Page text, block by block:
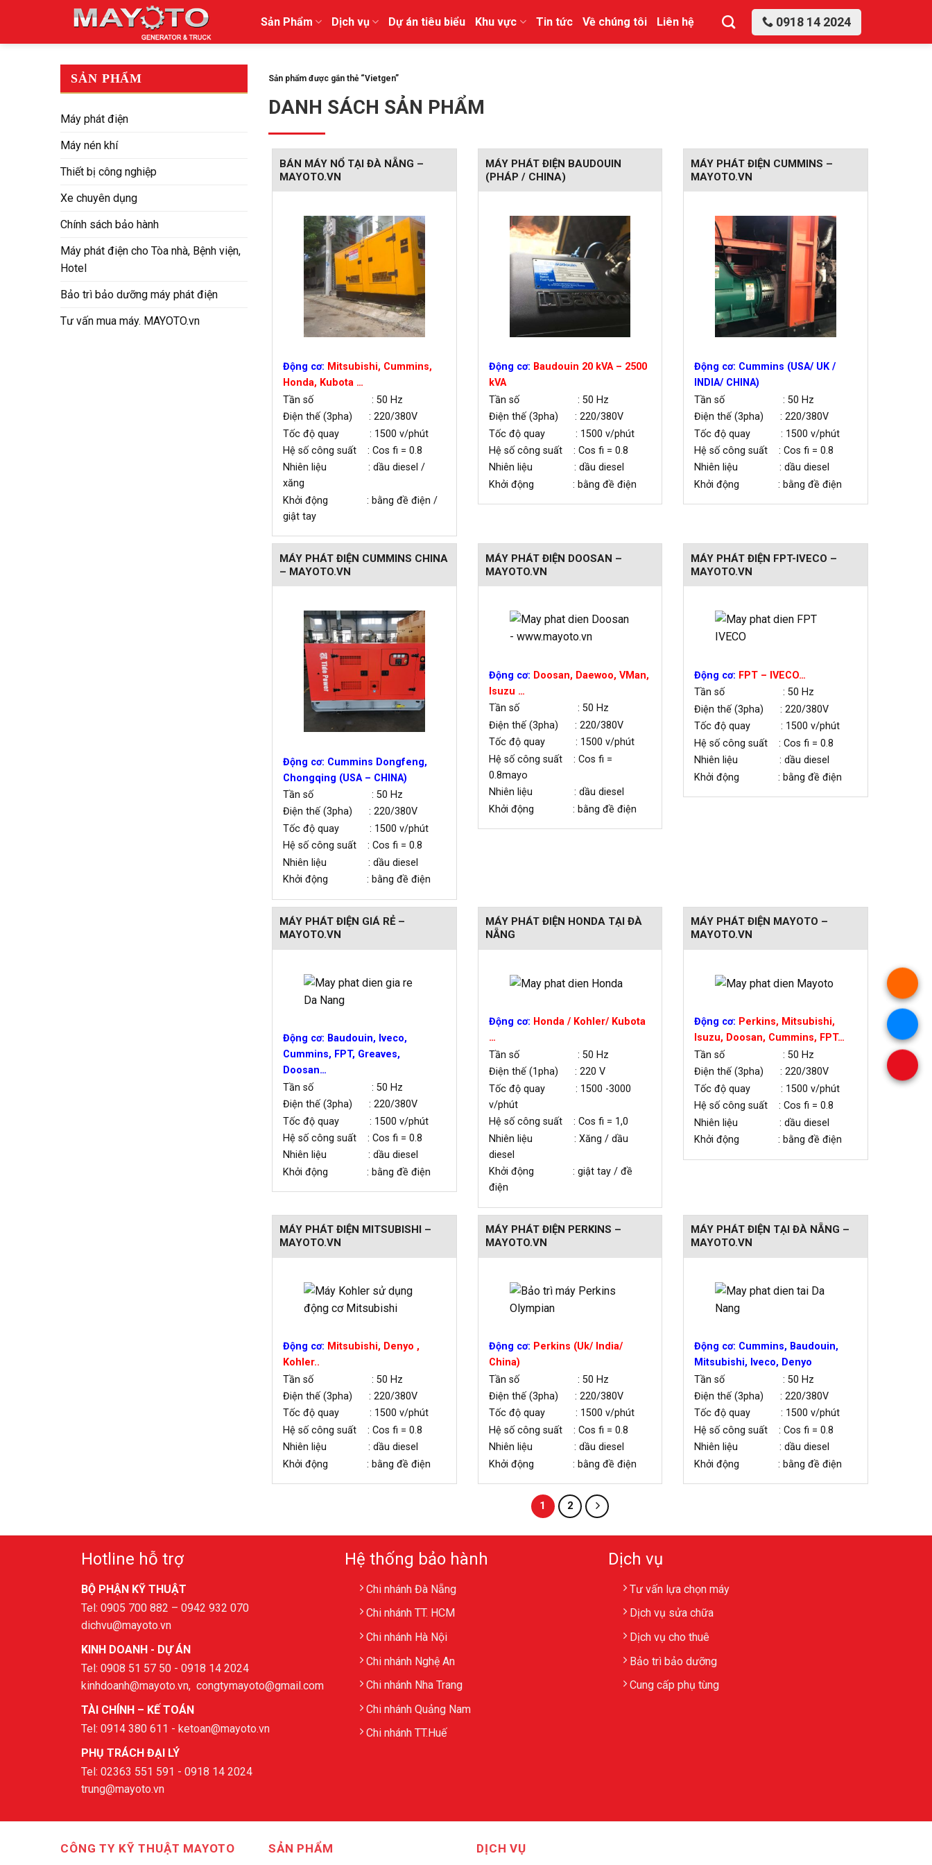
content
Sản Phẩm Dịch vụ Dự án tiêu biểu Khu vực Tin tức Về chúng tôi Liên hệ 0918 14 2024
SẢN PHẨM
Máy phát điện
Máy nén khí
Thiết bị công nghiệp
Xe chuyên dụng
Chính sách bảo hành
Máy phát điện cho Tòa nhà, Bệnh viện,
Hotel
Bảo trì bảo dưỡng máy phát điện
Tư vấn mua máy. MAYOTO.vn
Sản phẩm được gắn thẻ “Vietgen”
DANH SÁCH SẢN PHẨM
BÁN MÁY NỔ TẠI ĐÀ NẴNG –
MAYOTO.VN
Động cơ: Mitsubishi, Cummins,
Honda, Kubota …
Tần số : 50 Hz
Điện thế (3pha) : 220/380V
Tốc độ quay : 1500 v/phút
Hệ số công suất : Cos fi = 0.8
Nhiên liệu : dầu diesel /
xăng
Khởi động : bằng đề điện /
giật tay
MÁY PHÁT ĐIỆN BAUDOUIN
(PHÁP / CHINA)
Động cơ: Baudouin 20 kVA – 2500
kVA
Tần số : 50 Hz
Điện thế (3pha) : 220/380V
Tốc độ quay : 1500 v/phút
Hệ số công suất : Cos fi = 0.8
Nhiên liệu : dầu diesel
Khởi động : bằng đề điện
MÁY PHÁT ĐIỆN CUMMINS –
MAYOTO.VN
Động cơ: Cummins (USA/ UK /
INDIA/ CHINA)
Tần số : 50 Hz
Điện thế (3pha) : 220/380V
Tốc độ quay : 1500 v/phút
Hệ số công suất : Cos fi = 0.8
Nhiên liệu : dầu diesel
Khởi động : bằng đề điện
MÁY PHÁT ĐIỆN CUMMINS CHINA
– MAYOTO.VN
Động cơ: Cummins Dongfeng,
Chongqing (USA – CHINA)
Tần số : 50 Hz
Điện thế (3pha) : 220/380V
Tốc độ quay : 1500 v/phút
Hệ số công suất : Cos fi = 0.8
Nhiên liệu : dầu diesel
Khởi động : bằng đề điện
MÁY PHÁT ĐIỆN DOOSAN –
MAYOTO.VN
Động cơ: Doosan, Daewoo, VMan,
Isuzu …
Tần số : 50 Hz
Điện thế (3pha) : 220/380V
Tốc độ quay : 1500 v/phút
Hệ số công suất : Cos fi =
0.8mayo
Nhiên liệu : dầu diesel
Khởi động : bằng đề điện
MÁY PHÁT ĐIỆN FPT-IVECO –
MAYOTO.VN
Động cơ: FPT – IVECO…
Tần số : 50 Hz
Điện thế (3pha) : 220/380V
Tốc độ quay : 1500 v/phút
Hệ số công suất : Cos fi = 0.8
Nhiên liệu : dầu diesel
Khởi động : bằng đề điện
MÁY PHÁT ĐIỆN GIÁ RẺ –
MAYOTO.VN
Động cơ: Baudouin, Iveco,
Cummins, FPT, Greaves,
Doosan…
Tần số : 50 Hz
Điện thế (3pha) : 220/380V
Tốc độ quay : 1500 v/phút
Hệ số công suất : Cos fi = 0.8
Nhiên liệu : dầu diesel
Khởi động : bằng đề điện
MÁY PHÁT ĐIỆN HONDA TẠI ĐÀ
NẴNG
Động cơ: Honda / Kohler/ Kubota
…
Tần số : 50 Hz
Điện thế (1pha) : 220 V
Tốc độ quay : 1500 -3000
v/phút
Hệ số công suất : Cos fi = 1,0
Nhiên liệu : Xăng / dầu
diesel
Khởi động : giật tay / đề
điện
MÁY PHÁT ĐIỆN MAYOTO –
MAYOTO.VN
Động cơ: Perkins, Mitsubishi,
Isuzu, Doosan, Cummins, FPT…
Tần số : 50 Hz
Điện thế (3pha) : 220/380V
Tốc độ quay : 1500 v/phút
Hệ số công suất : Cos fi = 0.8
Nhiên liệu : dầu diesel
Khởi động : bằng đề điện
MÁY PHÁT ĐIỆN MITSUBISHI –
MAYOTO.VN
Động cơ: Mitsubishi, Denyo ,
Kohler..
Tần số : 50 Hz
Điện thế (3pha) : 220/380V
Tốc độ quay : 1500 v/phút
Hệ số công suất : Cos fi = 0.8
Nhiên liệu : dầu diesel
Khởi động : bằng đề điện
MÁY PHÁT ĐIỆN PERKINS –
MAYOTO.VN
Động cơ: Perkins (Uk/ India/
China)
Tần số : 50 Hz
Điện thế (3pha) : 220/380V
Tốc độ quay : 1500 v/phút
Hệ số công suất : Cos fi = 0.8
Nhiên liệu : dầu diesel
Khởi động : bằng đề điện
MÁY PHÁT ĐIỆN TẠI ĐÀ NẴNG –
MAYOTO.VN
Động cơ: Cummins, Baudouin,
Mitsubishi, Iveco, Denyo
Tần số : 50 Hz
Điện thế (3pha) : 220/380V
Tốc độ quay : 1500 v/phút
Hệ số công suất : Cos fi = 0.8
Nhiên liệu : dầu diesel
Khởi động : bằng đề điện
1 2
Hotline hỗ trợ
BỘ PHẬN KỸ THUẬT
Tel: 0905 700 882 – 0942 932 070
dichvu@mayoto.vn
KINH DOANH - DỰ ÁN
Tel: 0908 51 57 50 - 0918 14 2024
kinhdoanh@mayoto.vn, congtymayoto@gmail.com
TÀI CHÍNH – KẾ TOÁN
Tel: 0914 380 611 - ketoan@mayoto.vn
PHỤ TRÁCH ĐẠI LÝ
Tel: 02363 551 591 - 0918 14 2024
trung@mayoto.vn
Hệ thống bảo hành
Chi nhánh Đà Nẵng
Chi nhánh TT. HCM
Chi nhánh Hà Nội
Chi nhánh Nghệ An
Chi nhánh Nha Trang
Chi nhánh Quảng Nam
Chi nhánh TT.Huế
Dịch vụ
Tư vấn lựa chọn máy
Dịch vụ sửa chữa
Dịch vụ cho thuê
Bảo trì bảo dưỡng
Cung cấp phụ tùng
CÔNG TY KỸ THUẬT MAYOTO SẢN PHẨM DỊCH VỤ